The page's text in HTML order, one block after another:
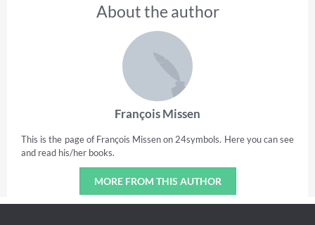
About the author
François Missen
This is the page of François Missen on 24symbols. Here you can see
and read his/her books.
MORE FROM THIS AUTHOR